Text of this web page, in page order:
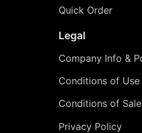
Quick Order
Legal
Company Info &
Conditions of Use
Conditions of Sale
Privacy Policy